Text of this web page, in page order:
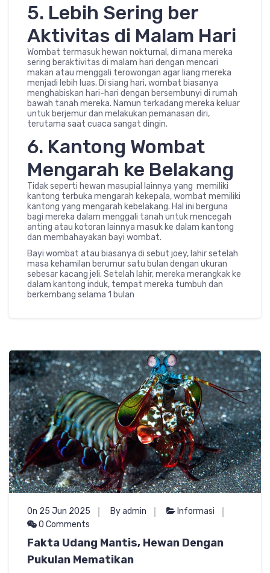
5. Lebih Sering ber
Aktivitas di Malam Hari
Wombat termasuk hewan nokturnal, di mana mereka
sering beraktivitas di malam hari dengan mencari
makan atau menggali terowongan agar liang mereka
menjadi lebih luas. Di siang hari, wombat biasanya
menghabiskan hari-hari dengan bersembunyi di rumah
bawah tanah mereka. Namun terkadang mereka keluar
untuk berjemur dan melakukan pemanasan diri,
terutama saat cuaca sangat dingin.
6. Kantong Wombat
Mengarah ke Belakang
Tidak seperti hewan masupial lainnya yang memiliki
kantong terbuka mengarah kekepala, wombat memiliki
kantong yang mengarah kebelakang. Hal ini berguna
bagi mereka dalam menggali tanah untuk mencegah
anting atau kotoran lainnya masuk ke dalam kantong
dan membahayakan bayi wombat.
Bayi wombat atau biasanya di sebut joey, lahir setelah
masa kehamilan berumur satu bulan dengan ukuran
sebesar kacang jeli. Setelah lahir, mereka merangkak ke
dalam kantong induk, tempat mereka tumbuh dan
berkembang selama 1 bulan
On 25 Jun 2025 By admin
Informasi
0 Comments
Fakta Udang Mantis, Hewan Dengan
Pukulan Mematikan